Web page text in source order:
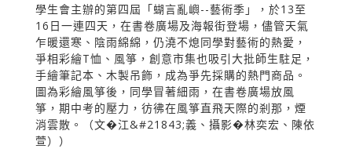
學生會主辦的第四屆「蝴言亂嶼--藝術季」，於13至
16日一連四天，在書卷廣場及海報街登場，儘管天氣
乍暖還寒、陰雨綿綿，仍澆不熄同學對藝術的熱愛，
爭相彩繪T恤、風箏，創意市集也吸引大批師生駐足，
手繪筆記本、木製吊飾，成為爭先採購的熱門商品。
圖為彩繪風箏後，同學冒著細雨，在書卷廣場放風
箏，期中考的壓力，彷彿在風箏直飛天際的剎那，煙
消雲散。（文�江&#21843;義、攝影�林奕宏、陳依
萱））